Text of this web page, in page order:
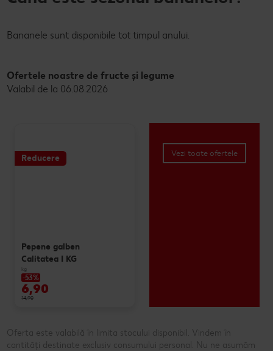
Bananele sunt disponibile tot timpul anului.
Ofertele noastre de fructe și legume
Valabil de la 06.08.2026
Reducere
Pepene galben
Calitatea I KG
kg
-53%
6,90
14,90
Vezi toate ofertele
Oferta este valabilă în limita stocului disponibil. Vindem în
cantități destinate exclusiv consumului personal. Nu ne asumăm